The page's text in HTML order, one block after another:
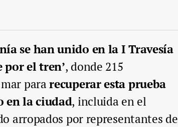
se han unido en la I Travesía
por el tren’, donde 215
pararecuperar esta prueba
en la ciudad, incluida en el
arropados por representantes de